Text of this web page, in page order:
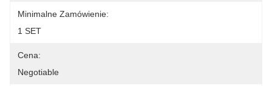
Minimalne Zamówienie:
1 SET
Cena:
Negotiable